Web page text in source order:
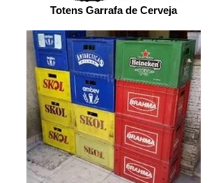
Totens Garrafa de Cerveja